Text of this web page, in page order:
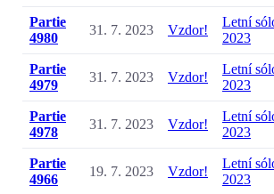
Partie
4980
31. 7. 2023 Vzdor!
Letní
2023
Partie
4979
31. 7. 2023 Vzdor!
Letní
2023
Partie
4978
31. 7. 2023 Vzdor!
Letní
2023
Partie
4966
19. 7. 2023 Vzdor!
Letní
2023